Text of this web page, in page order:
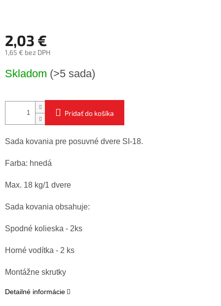
2,03 €
1,65 € bez DPH
cena:
Skladom (>5 sada)
Pridať do košíka
Sada kovania pre posuvné dvere SI-18.
Farba: hnedá
Max. 18 kg/1 dvere
Sada kovania obsahuje:
Spodné kolieska - 2ks
Horné vodítka - 2 ks
Montážne skrutky
Detailné informácie